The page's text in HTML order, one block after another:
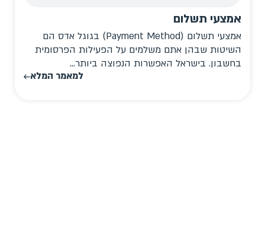
אמצעי תשלום
אמצעי תשלום (Payment Method) בגוגל אדס הם
השיטות שבהן אתם משלמים על הפעילות הפרסומית
בחשבון. בישראל האפשרות הנפוצה ביותר...
למאמר המלא